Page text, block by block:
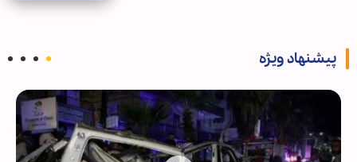
پیشنهاد ویژه